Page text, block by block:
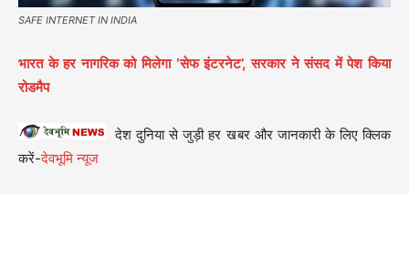
SAFE INTERNET IN INDIA
भारत के हर नागरिक को मिलेगा ‘सेफ इंटरनेट’, सरकार ने संसद में पेश किया
रोडमैप
देश दुनिया से जुड़ी हर खबर और जानकारी के लिए क्लिक
करें-देवभूमि न्यूज